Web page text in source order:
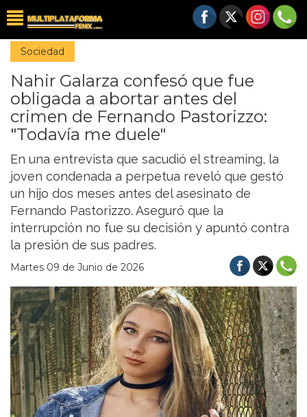
Sociedad
Nahir Galarza confesó que fue
obligada a abortar antes del
crimen de Fernando Pastorizzo:
"Todavía me duele"
En una entrevista que sacudió el streaming, la
joven condenada a perpetua reveló que gestó
un hijo dos meses antes del asesinato de
Fernando Pastorizzo. Aseguró que la
interrupción no fue su decisión y apuntó contra
la presión de sus padres.
Martes 09 de Junio de 2026